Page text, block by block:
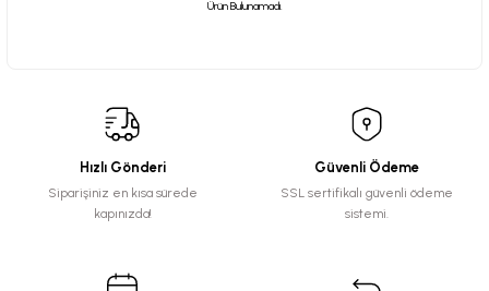
Ürün Bulunamadı.
Hızlı Gönderi
Siparişiniz en kısa sürede
kapınızda!
Güvenli Ödeme
SSL sertifikalı güvenli ödeme
sistemi.